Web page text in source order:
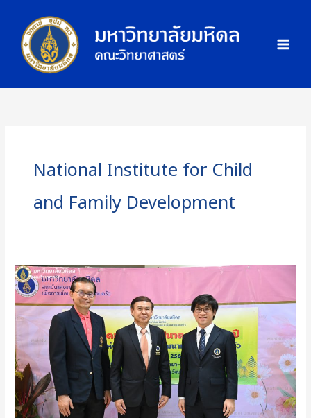
content
National Institute for Child
and Family Development
คณะ
วิทย์
ม.มหิดล
ร่วม
แสดง
ความ
ยินดี
เนื่อง
ใน